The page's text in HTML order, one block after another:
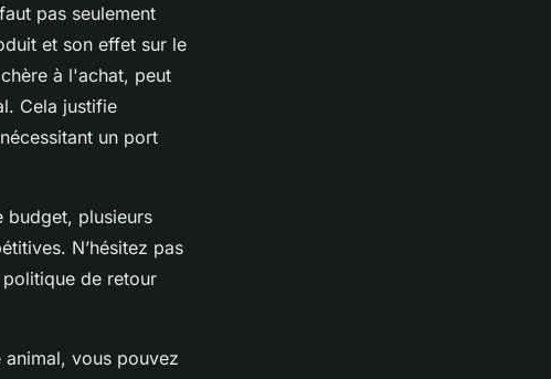
pas seulement
et son effet sur le
à l'achat, peut
Cela justifie
un port
budget, plusieurs
N’hésitez pas
de retour
vous pouvez